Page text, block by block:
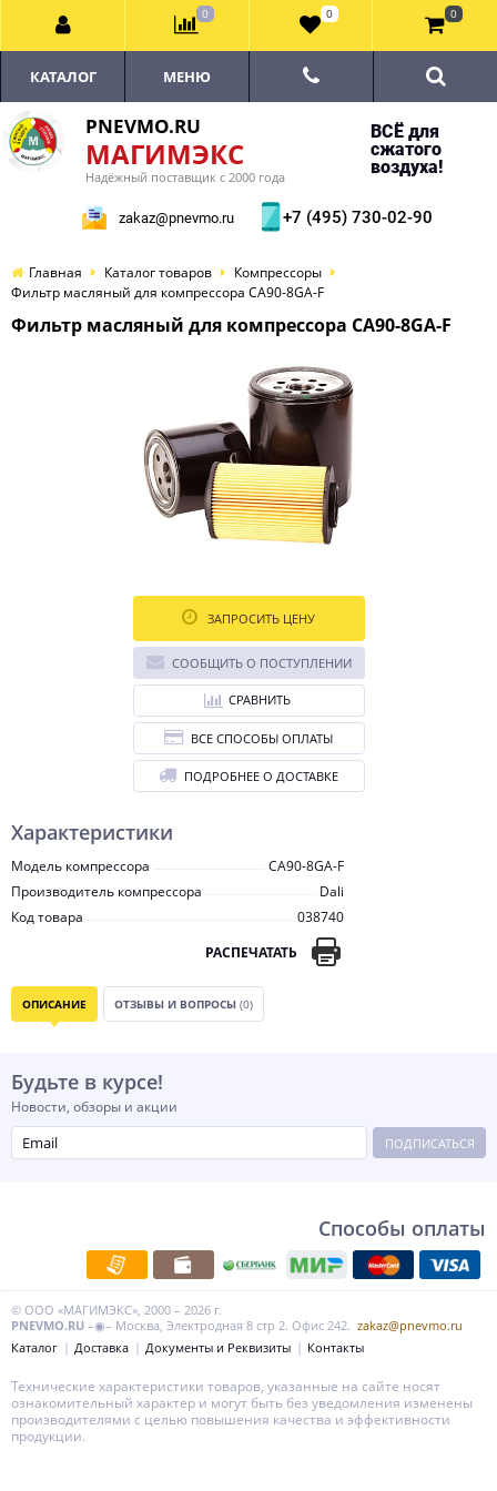
PNEVMO.RU
МАГИМЭКС
Надёжный поставщик с 2000 года
ВСЁ для
сжатого
воздуха!
zakaz@pnevmo.ru +7 (495) 730-02-90
КАТАЛОГ МЕНЮ
Главная Каталог товаров
Компрессоры
Фильтр масляный для компрессора CA90-8GA-F
Фильтр масляный для компрессора CA90-8GA-F
Характеристики
Модель компрессора
CA90-8GA-F
Производитель компрессора
Dali
Код товара
038740
РАСПЕЧАТАТЬ
ЗАПРОСИТЬ ЦЕНУ
СООБЩИТЬ О ПОСТУПЛЕНИИ
СРАВНИТЬ
ВСЕ СПОСОБЫ ОПЛАТЫ
ПОДРОБНЕЕ О ДОСТАВКЕ
ОПИСАНИЕ ОТЗЫВЫ И ВОПРОСЫ (0)
Будьте в курсе!
Новости, обзоры и акции
ПОДПИСАТЬСЯ
Способы оплаты
© ООО «МАГИМЭКС», 2000 – 2026 г.
PNEVMO.RU –◉– Москва, Электродная 8 стр 2. Офис 242. zakaz@pnevmo.ru
Каталог
Доставка Документы и Реквизиты Контакты
0 0 0
Технические характеристики товаров, указанные на сайте носят
ознакомительный характер и могут быть без уведомления изменены
производителями с целью повышения качества и эффективности
продукции.